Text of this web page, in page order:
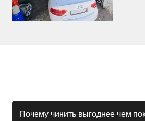
Почему чинить выгоднее чем